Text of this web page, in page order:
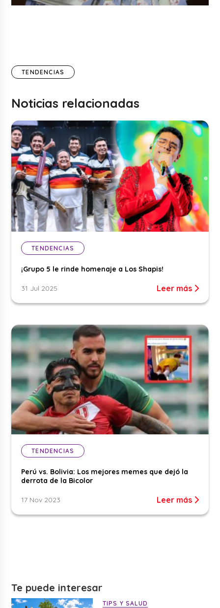
TENDENCIAS
Noticias relacionadas
TENDENCIAS
¡Grupo 5 le rinde homenaje a Los Shapis!
31 Jul 2025 Leer más
TENDENCIAS
Perú vs. Bolivia: Los mejores memes que dejó la
derrota de la Bicolor
17 Nov 2023 Leer más
Te puede interesar
TIPS Y SALUD